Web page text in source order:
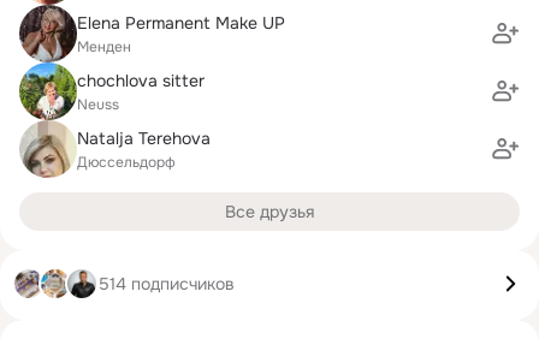
Elena Permanent Make UP
Менден
chochlova sitter
Neuss
Natalja Terehova
Дюссельдорф
Все друзья
514 подписчиков